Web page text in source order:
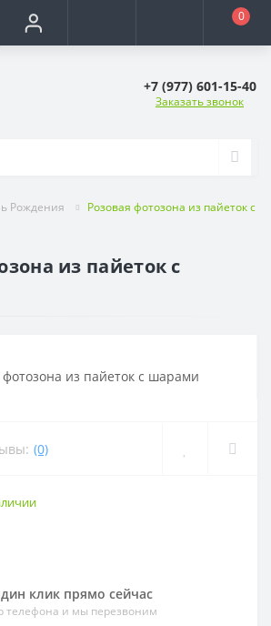
0
+7 (977) 601-15-40
Заказать звонок
Рождения
Розовая фотозона из пайеток с
из пайеток с
(0)
клик прямо сейчас
телефона и мы перезвоним